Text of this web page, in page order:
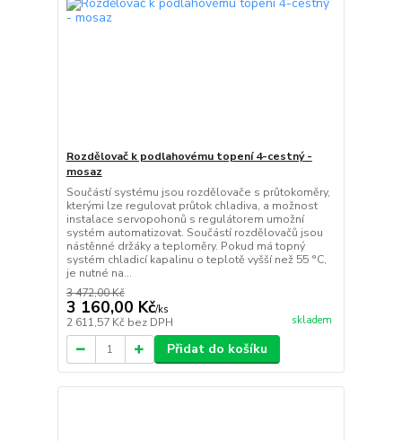
Rozdělovač k podlahovému topení 4-cestný -
mosaz
Součástí systému jsou rozdělovače s průtokoměry,
kterými lze regulovat průtok chladiva, a možnost
instalace servopohonů s regulátorem umožní
systém automatizovat. Součástí rozdělovačů jsou
nástěnné držáky a teploměry. Pokud má topný
systém chladicí kapalinu o teplotě vyšší než 55 °C,
je nutné na...
3 472,00 Kč
3 160,00 Kč/ks
2 611,57 Kč bez DPH skladem
Přidat do košíku